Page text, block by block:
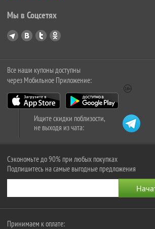
Мы в Соцсетях
Все наши купоны доступны
через Мобильное Приложение:
Ищите скидки поблизости,
не выходя из чата:
Сэкономьте до 90% при любых покупках
Подпишитесь на самые выгодные предложения
Принимаем к оплате: